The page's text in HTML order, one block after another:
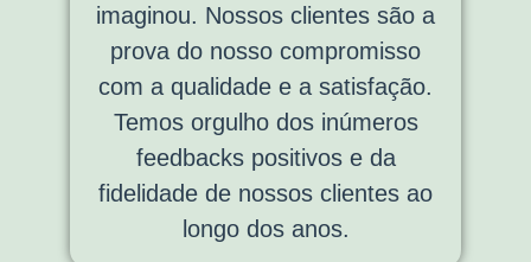
imaginou. Nossos clientes são a
prova do nosso compromisso
com a qualidade e a satisfação.
Temos orgulho dos inúmeros
feedbacks positivos e da
fidelidade de nossos clientes ao
longo dos anos.